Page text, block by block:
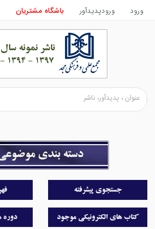
ورود ورودپدیدآور باشگاه مشتریان